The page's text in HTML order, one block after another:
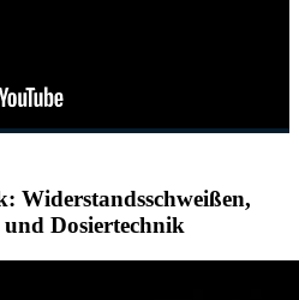
Widerstandsschweißen,
Dosiertechnik